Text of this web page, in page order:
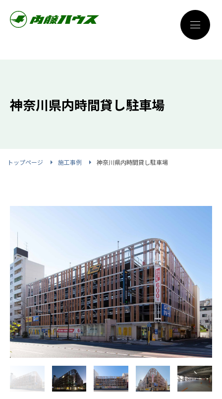
神奈川県内時間貸し駐車場
トップページ 施工事例 神奈川県内時間貸し駐車場